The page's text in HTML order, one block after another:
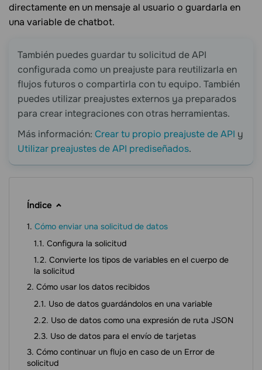
directamente en un mensaje al usuario o guardarla en
una variable de chatbot.
También puedes guardar tu solicitud de API
configurada como un preajuste para reutilizarla en
flujos futuros o compartirla con tu equipo. También
puedes utilizar preajustes externos ya preparados
para crear integraciones con otras herramientas.
Más información: Crear tu propio preajuste de API y
Utilizar preajustes de API prediseñados.
Índice
Cómo enviar una solicitud de datos
Configura la solicitud
Convierte los tipos de variables en el cuerpo de
la solicitud
Cómo usar los datos recibidos
Uso de datos guardándolos en una variable
Uso de datos como una expresión de ruta JSON
Uso de datos para el envío de tarjetas
Cómo continuar un flujo en caso de un Error de
solicitud